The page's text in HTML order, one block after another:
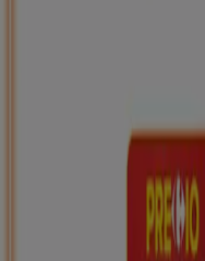
Tiendeo forma parte
tecnológica que está
en todo el mundo.